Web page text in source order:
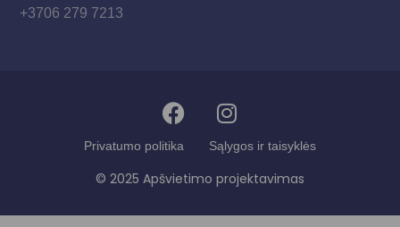
+3706 279 7213
Privatumo politika Sąlygos ir taisyklės
© 2025 Apšvietimo projektavimas